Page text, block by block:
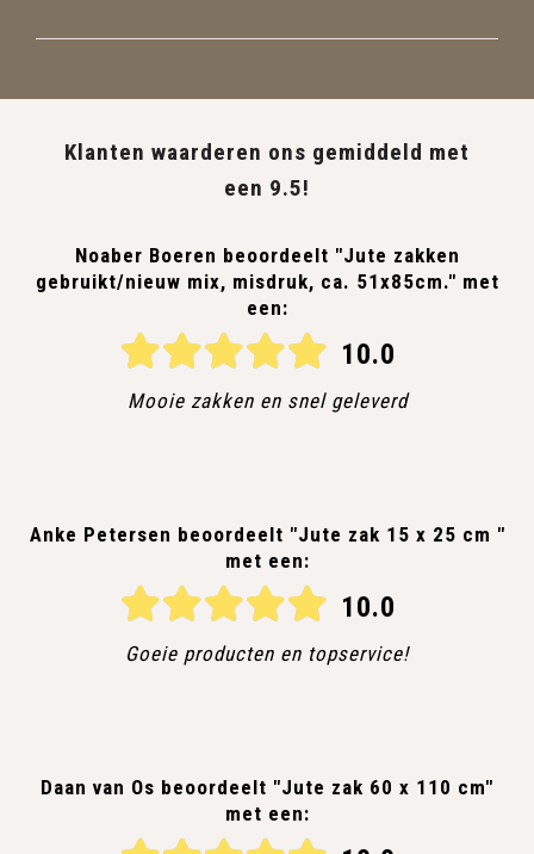
Klanten waarderen ons gemiddeld met
een 9.5!
Noaber Boeren beoordeelt "Jute zakken
gebruikt/nieuw mix, misdruk, ca. 51x85cm." met
een:
10.0
Mooie zakken en snel geleverd
Anke Petersen beoordeelt "Jute zak 15 x 25 cm "
met een:
10.0
Goeie producten en topservice!
Daan van Os beoordeelt "Jute zak 60 x 110 cm"
met een: